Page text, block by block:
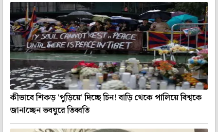
কীভাবে শিকড় 'পুড়িয়ে' দিচ্ছে চিন! বাড়ি থেকে পালিয়ে বিশ্বকে
জানাচ্ছেন ভবঘুরে তিব্বতি